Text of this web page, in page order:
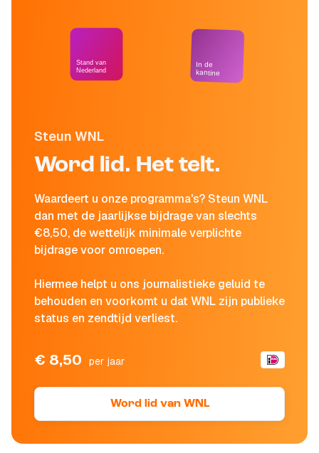
Steun WNL
Word lid. Het telt.
Waardeert u onze programma's? Steun WNL
dan met de jaarlijkse bijdrage van slechts
€8,50, de wettelijk minimale verplichte
bijdrage voor omroepen.
Hiermee helpt u ons journalistieke geluid te
behouden en voorkomt u dat WNL zijn publieke
status en zendtijd verliest.
€ 8,50 per jaar
Word lid van WNL
Stand van
Nederland
In de
kantine